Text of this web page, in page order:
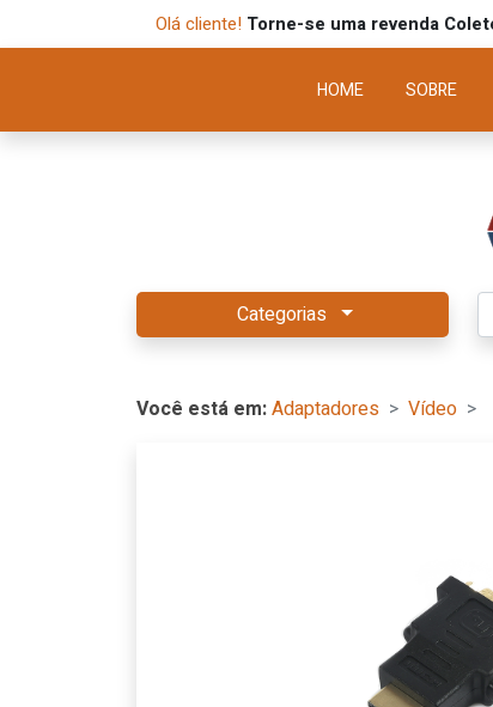
Olá cliente! Torne-se uma revenda
HOME SOBRE
Categorias
Você está em:Adaptadores Vídeo